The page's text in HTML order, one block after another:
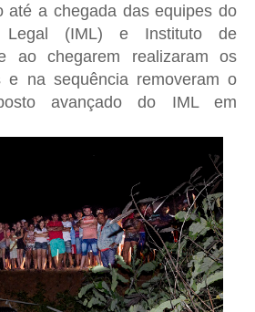
até a chegada das equipes do
Legal (IML) e Instituto de
ao chegarem realizaram os
e na sequência removeram o
avançado do IML em